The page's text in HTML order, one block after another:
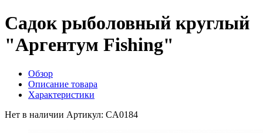
Садок рыболовный круглый
"Аргентум Fishing"
Обзор
Описание товара
Характеристики
Нет в наличии Артикул: CA0184